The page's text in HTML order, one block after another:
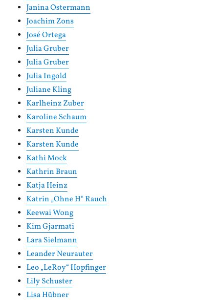
Janina Ostermann
Joachim Zons
José Ortega
Julia Gruber
Julia Gruber
Julia Ingold
Juliane Kling
Karlheinz Zuber
Karoline Schaum
Karsten Kunde
Karsten Kunde
Kathi Mock
Kathrin Braun
Katja Heinz
Katrin „Ohne H“ Rauch
Keewai Wong
Kim Gjarmati
Lara Sielmann
Leander Neurauter
Leo „LeRoy“ Hopfinger
Lily Schuster
Lisa Hübner